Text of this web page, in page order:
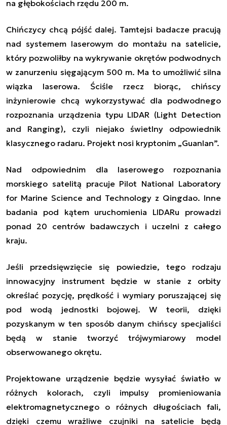
na głębokościach rzędu 200 m.
Chińczycy chcą pójść dalej. Tamtejsi badacze pracują
nad systemem laserowym do montażu na satelicie,
który pozwoliłby na wykrywanie okrętów podwodnych
w zanurzeniu sięgającym 500 m. Ma to umożliwić silna
wiązka laserowa. Ściśle rzecz biorąc, chińscy
inżynierowie chcą wykorzystywać dla podwodnego
rozpoznania urządzenia typu LIDAR (Light Detection
and Ranging), czyli niejako świetlny odpowiednik
klasycznego radaru. Projekt nosi kryptonim „Guanlan”.
Nad odpowiednim dla laserowego rozpoznania
morskiego satelitą pracuje Pilot National Laboratory
for Marine Science and Technology z Qingdao. Inne
badania pod kątem uruchomienia LIDARu prowadzi
ponad 20 centrów badawczych i uczelni z całego
kraju.
Jeśli przedsięwzięcie się powiedzie, tego rodzaju
innowacyjny instrument będzie w stanie z orbity
określać pozycję, prędkość i wymiary poruszającej się
pod wodą jednostki bojowej. W teorii, dzięki
pozyskanym w ten sposób danym chińscy specjaliści
będą w stanie tworzyć trójwymiarowy model
obserwowanego okrętu.
Projektowane urządzenie będzie wysyłać światło w
różnych kolorach, czyli impulsy promieniowania
elektromagnetycznego o różnych długościach fali,
dzięki czemu wrażliwe czujniki na satelicie będą